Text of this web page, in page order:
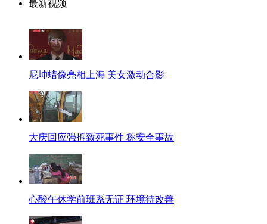
最新视频
尼坤蜡像亮相上海 美女激动合影
大庆回应强拆致死事件 称安全事故
心酸午休学前班系无证 环境待改善